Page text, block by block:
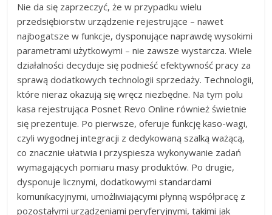
Nie da się zaprzeczyć, że w przypadku wielu
przedsiębiorstw urządzenie rejestrujące – nawet
najbogatsze w funkcje, dysponujące naprawdę wysokimi
parametrami użytkowymi – nie zawsze wystarcza. Wiele
działalności decyduje się podnieść efektywność pracy za
sprawą dodatkowych technologii sprzedaży. Technologii,
które nieraz okazują się wręcz niezbędne. Na tym polu
kasa rejestrująca Posnet Revo Online również świetnie
się prezentuje. Po pierwsze, oferuje funkcję kaso-wagi,
czyli wygodnej integracji z dedykowaną szalką ważącą,
co znacznie ułatwia i przyspiesza wykonywanie zadań
wymagających pomiaru masy produktów. Po drugie,
dysponuje licznymi, dodatkowymi standardami
komunikacyjnymi, umożliwiającymi płynną współpracę z
pozostałymi urządzeniami peryferyjnymi, takimi jak